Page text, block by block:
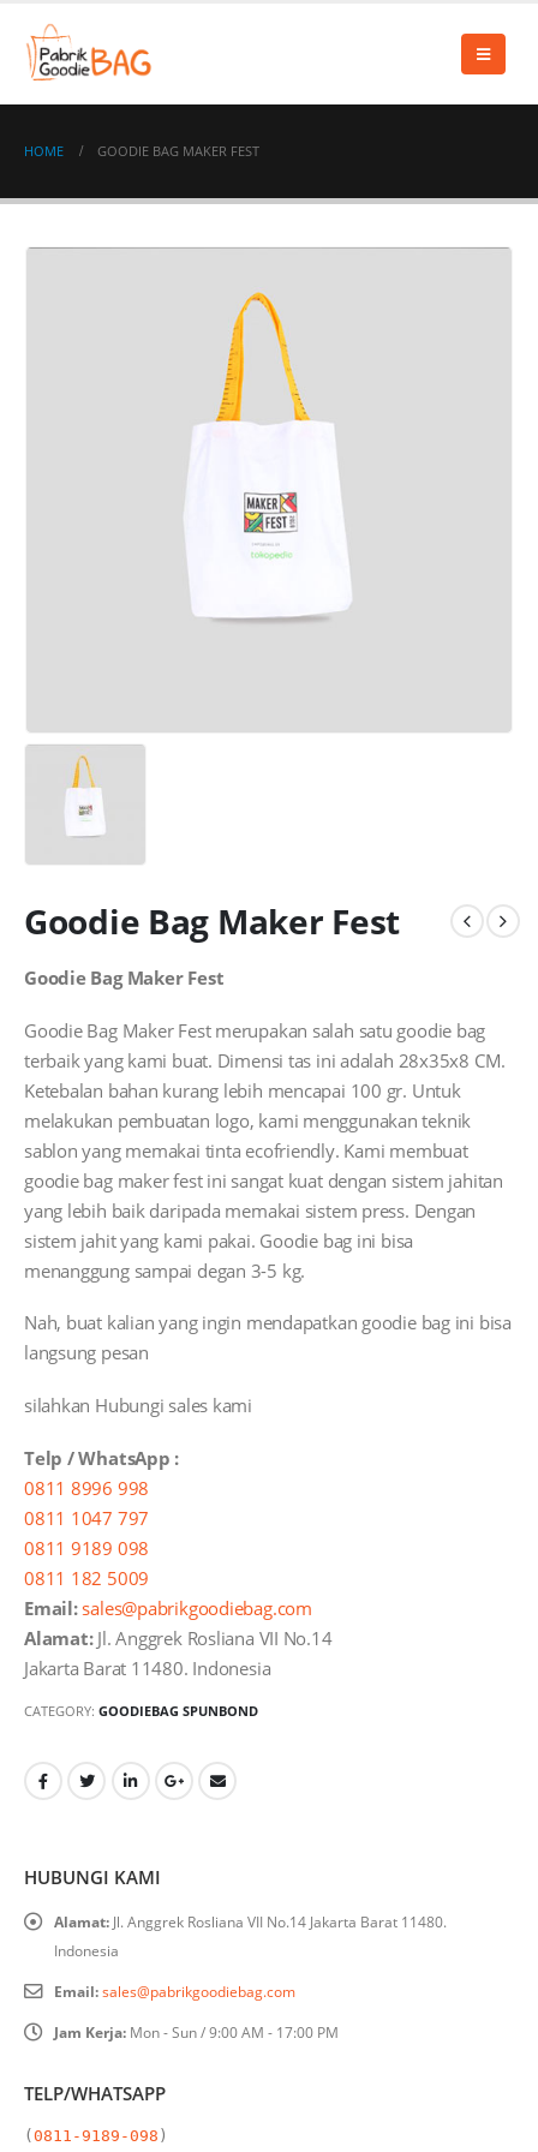
HOME GOODIE BAG MAKER FEST
Goodie Bag Maker Fest
Goodie Bag Maker Fest
Goodie Bag Maker Fest merupakan salah satu goodie bag
terbaik yang kami buat. Dimensi tas ini adalah 28x35x8 CM.
Ketebalan bahan kurang lebih mencapai 100 gr. Untuk
melakukan pembuatan logo, kami menggunakan teknik
sablon yang memakai tinta ecofriendly. Kami membuat
goodie bag maker fest ini sangat kuat dengan sistem jahitan
yang lebih baik daripada memakai sistem press. Dengan
sistem jahit yang kami pakai. Goodie bag ini bisa
menanggung sampai degan 3-5 kg.
Nah, buat kalian yang ingin mendapatkan goodie bag ini bisa
langsung pesan
silahkan Hubungi sales kami
Telp / WhatsApp :
0811 8996 998
0811 1047 797
0811 9189 098
0811 182 5009
Email: sales@pabrikgoodiebag.com
Alamat:Jl. Anggrek Rosliana VII No.14
Jakarta Barat 11480. Indonesia
CATEGORY: GOODIEBAG SPUNBOND
HUBUNGI KAMI
Alamat: Jl. Anggrek Rosliana VII No.14 Jakarta Barat 11480.
Indonesia
Email:sales@pabrikgoodiebag.com
Jam Kerja: Mon - Sun / 9:00 AM - 17:00 PM
TELP/WHATSAPP
(0811-9189-098 )